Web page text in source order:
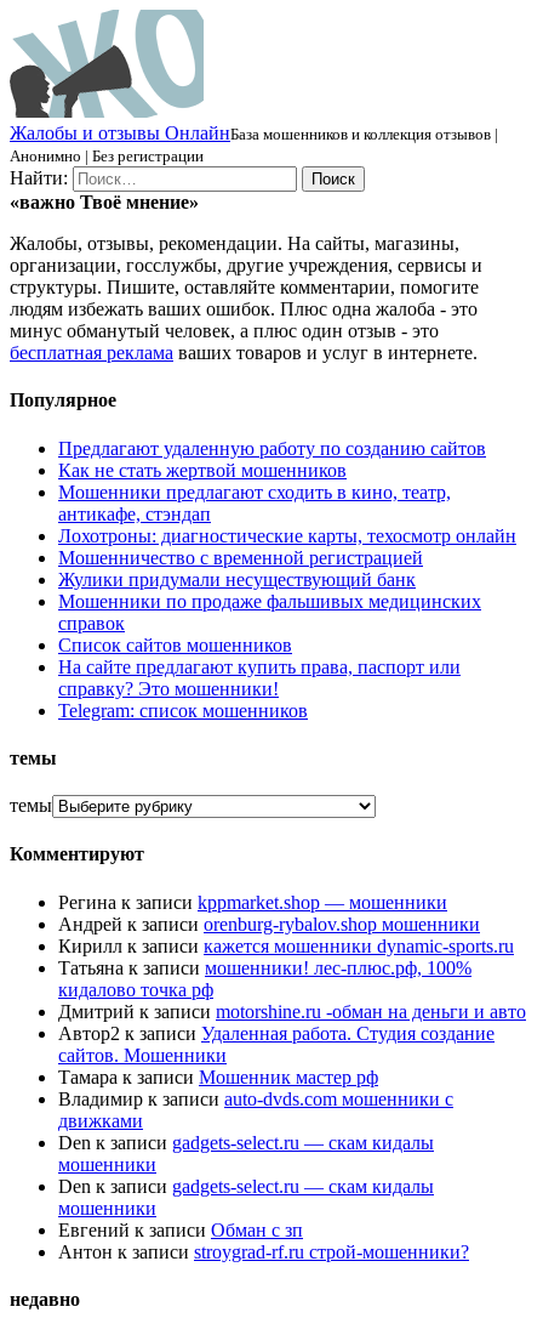
Жалобы и отзывы ОнлайнБаза мошенников и коллекция отзывов |
Анонимно | Без регистрации
Найти:
«важно Твоё мнение»
Жалобы, отзывы, рекомендации. На сайты, магазины,
организации, госслужбы, другие учреждения, сервисы и
структуры. Пишите, оставляйте комментарии, помогите
людям избежать ваших ошибок. Плюс одна жалоба - это
минус обманутый человек, а плюс один отзыв - это
бесплатная реклама ваших товаров и услуг в интернете.
Популярное
Предлагают удаленную работу по созданию сайтов
Как не стать жертвой мошенников
Мошенники предлагают сходить в кино, театр,
антикафе, стэндап
Лохотроны: диагностические карты, техосмотр онлайн
Мошенничество с временной регистрацией
Жулики придумали несуществующий банк
Мошенники по продаже фальшивых медицинских
справок
Список сайтов мошенников
На сайте предлагают купить права, паспорт или
справку? Это мошенники!
Telegram: список мошенников
темы
темы
Комментируют
Регина к записи kppmarket.shop — мошенники
Андрей к записи orenburg-rybalov.shop мошенники
Кирилл к записи кажется мошенники dynamic-sports.ru
Татьяна к записи мошенники! лес-плюс.рф, 100%
кидалово точка рф
Дмитрий к записи motorshine.ru -обман на деньги и авто
Автор2 к записи Удаленная работа. Студия создание
сайтов. Мошенники
Тамара к записи Мошенник мастер рф
Владимир к записи auto-dvds.com мошенники с
движками
Den к записи gadgets-select.ru — скам кидалы
мошенники
Den к записи gadgets-select.ru — скам кидалы
мошенники
Евгений к записи Обман с зп
Антон к записи stroygrad-rf.ru строй-мошенники?
недавно